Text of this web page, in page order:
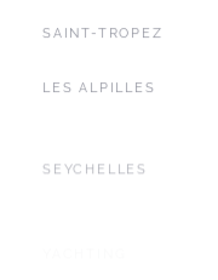
SAINT-TROPEZ
LES ALPILLES